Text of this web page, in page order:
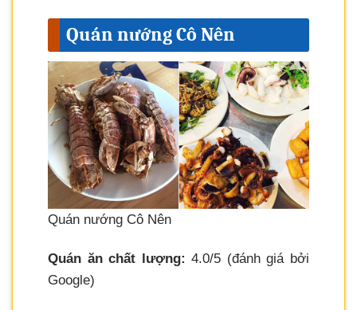
Quán nướng Cô Nên
Quán nướng Cô Nên
Quán ăn chất lượng: 4.0/5 (đánh giá bởi
Google)